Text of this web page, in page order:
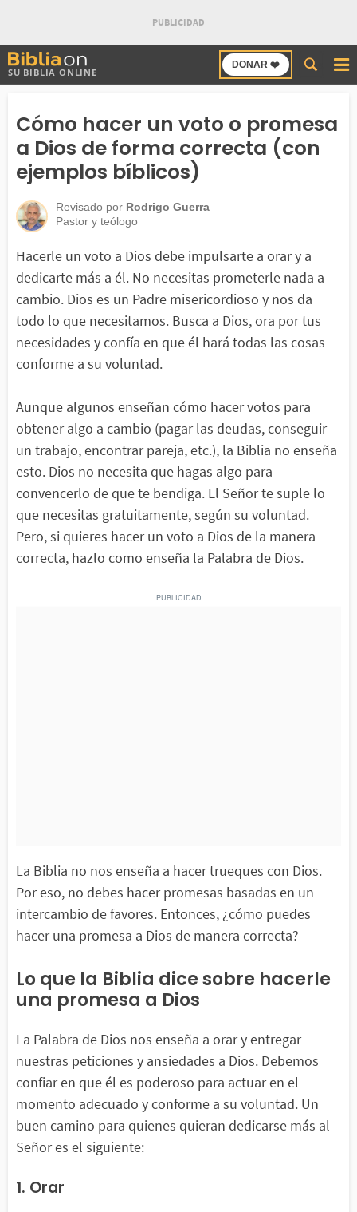
SU BIBLIA ONLINE
DONAR ❤️
Buscar
en
Cómo hacer un voto o promesa
a Dios de forma correcta (con
ejemplos bíblicos)
Revisado por Rodrigo Guerra
Pastor y teólogo
Hacerle un voto a Dios debe impulsarte a orar y a
dedicarte más a él. No necesitas prometerle nada a
cambio. Dios es un Padre misericordioso y nos da
todo lo que necesitamos. Busca a Dios, ora por tus
necesidades y confía en que él hará todas las cosas
conforme a su voluntad.
Aunque algunos enseñan cómo hacer votos para
obtener algo a cambio (pagar las deudas, conseguir
un trabajo, encontrar pareja, etc.), la Biblia no enseña
esto. Dios no necesita que hagas algo para
convencerlo de que te bendiga. El Señor te suple lo
que necesitas gratuitamente, según su voluntad.
Pero, si quieres hacer un voto a Dios de la manera
correcta, hazlo como enseña la Palabra de Dios.
La Biblia no nos enseña a hacer trueques con Dios.
Por eso, no debes hacer promesas basadas en un
intercambio de favores. Entonces, ¿cómo puedes
hacer una promesa a Dios de manera correcta?
Lo que la Biblia dice sobre hacerle
una promesa a Dios
La Palabra de Dios nos enseña a orar y entregar
nuestras peticiones y ansiedades a Dios. Debemos
confiar en que él es poderoso para actuar en el
momento adecuado y conforme a su voluntad. Un
buen camino para quienes quieran dedicarse más al
Señor es el siguiente:
1. Orar